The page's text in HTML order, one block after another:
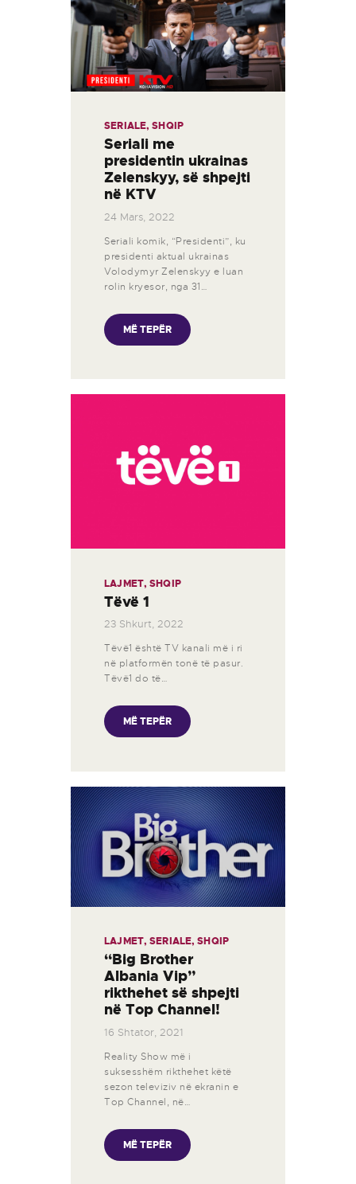
SERIALE,SHQIP
Seriali me
presidentin ukrainas
Zelenskyy, së shpejti
në KTV
24 Mars, 2022
Seriali komik, “Presidenti”, ku
presidenti aktual ukrainas
Volodymyr Zelenskyy e luan
rolin kryesor, nga 31…
MË TEPËR
LAJMET,SHQIP
Tëvë 1
23 Shkurt, 2022
Tëvë1 është TV kanali më i ri
në platformën tonë të pasur.
Tëvë1 do të…
MË TEPËR
LAJMET,SERIALE,SHQIP
“Big Brother
Albania Vip”
rikthehet së shpejti
në Top Channel!
16 Shtator, 2021
Reality Show më i
suksesshëm rikthehet këtë
sezon televiziv në ekranin e
Top Channel, në…
MË TEPËR